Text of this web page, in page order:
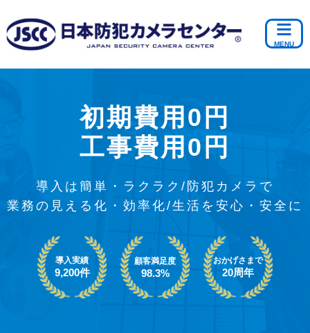
初期費用0円
工事費用0円
導入は簡単・ラクラク/防犯カメラで
業務の見える化・効率化/生活を安心・安全に
導入実績
9,200件
顧客満足度
98.3%
おかげさまで
20周年